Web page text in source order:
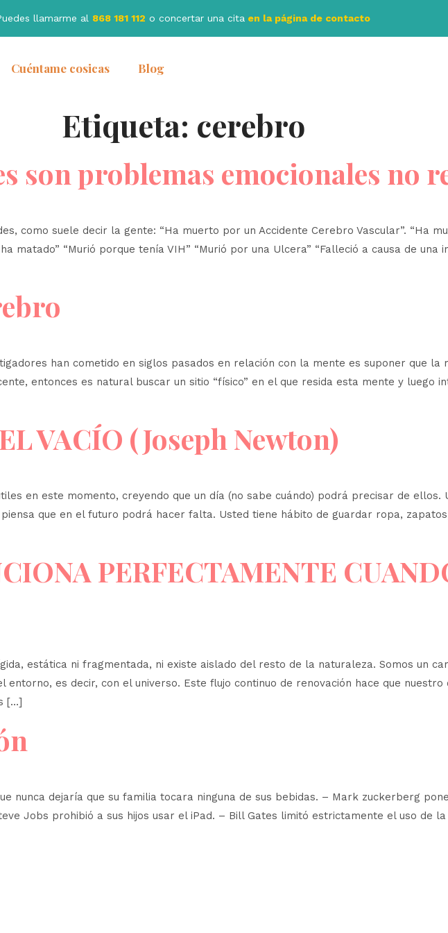
llamarme al 868 181 112 o concertar una cita en la página de contacto
Cuéntame cosicas Blog
Etiqueta: cerebro
son problemas emocionales no
como suele decir la gente: “Ha muerto por un Accidente Cerebro Vascular”. “Ha
matado” “Murió porque tenía VIH” “Murió por una Ulcera” “Falleció a causa de una
han cometido en siglos pasados ​​en relación con la mente es suponer que la
entonces es natural buscar un sitio “físico” en el que resida esta mente y luego
VACÍO (Joseph Newton)
en este momento, creyendo que un día (no sabe cuándo) podrá precisar de ellos.
que en el futuro podrá hacer falta. Usted tiene hábito de guardar ropa,
PERFECTAMENTE
estática ni fragmentada, ni existe aislado del resto de la naturaleza. Somos un
es decir, con el universo. Este flujo continuo de renovación hace que
[…]
nunca dejaría que su familia tocara ninguna de sus bebidas. – Mark zuckerberg
Jobs prohibió a sus hijos usar el iPad. – Bill Gates limitó estrictamente el uso de